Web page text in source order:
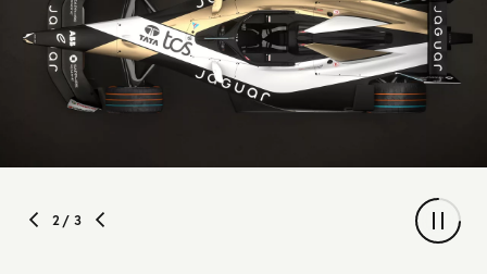
2 / 3